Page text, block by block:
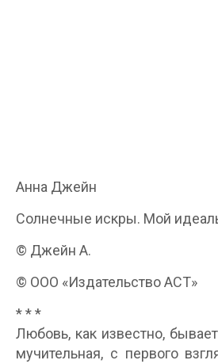
Анна Джейн
Солнечные искры. Мой
© Джейн А.
© ООО «Издательство АСТ»
* * *
Любовь, как известно,
мучительная, с первого